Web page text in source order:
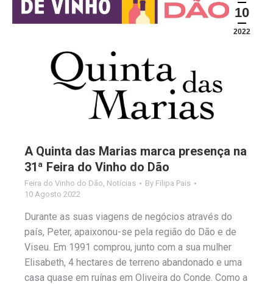
10
2022
A Quinta das Marias marca presença na
31ª Feira do Vinho do Dão
Feira do Vinho do Dão Notícias By Filipa Pais
10 Agosto 2022
Durante as suas viagens de negócios através do
país, Peter, apaixonou-se pela região do Dão e de
Viseu. Em 1991 comprou, junto com a sua mulher
Elisabeth, 4 hectares de terreno abandonado e uma
casa quase em ruínas em Oliveira do Conde. Como a